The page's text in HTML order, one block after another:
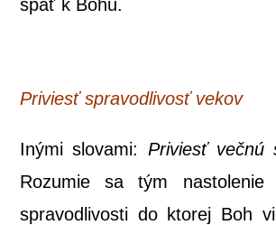
späť k Bohu.
Pri­viesť spra­vod­li­vosť vekov
Iný­mi slo­va­mi: Pri­viesť več­nú
Roz­umie sa tým nasto­le­nie
spra­vod­li­vos­ti do kto­rej Boh